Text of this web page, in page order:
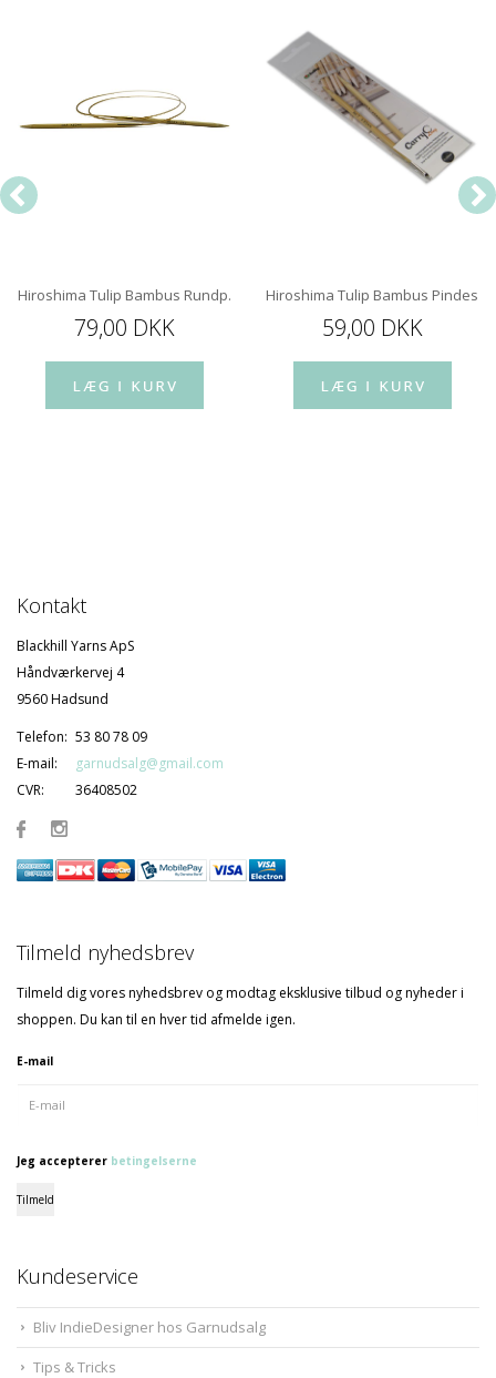
Hiroshima Tulip Bambus Rundp. 100 Cm m. kugleleje
79,00 DKK
Hiroshima Tulip Bambus
59,00 DKK
Kontakt
Blackhill Yarns ApS
Håndværkervej 4
9560 Hadsund
Telefon: 53 80 78 09
E-mail:
garnudsalg@gmail.com
CVR:
36408502
Tilmeld nyhedsbrev
Tilmeld dig vores nyhedsbrev og modtag eksklusive tilbud og nyheder i
shoppen. Du kan til en hver tid afmelde igen.
E-mail
Jeg accepterer betingelserne
Tilmeld
Kundeservice
Bliv IndieDesigner hos Garnudsalg
Tips & Tricks